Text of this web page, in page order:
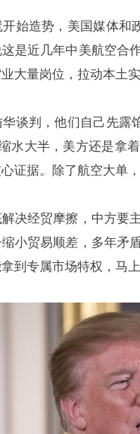
始造势，美国媒体和
是近几年中美航空合
大量岗位，拉动本土
谈判，他们自己先露
水大半，美方还是拿
证据。除了航空大单
决经贸摩擦，中方要
小贸易顺差，多年矛
到专属市场特权，马